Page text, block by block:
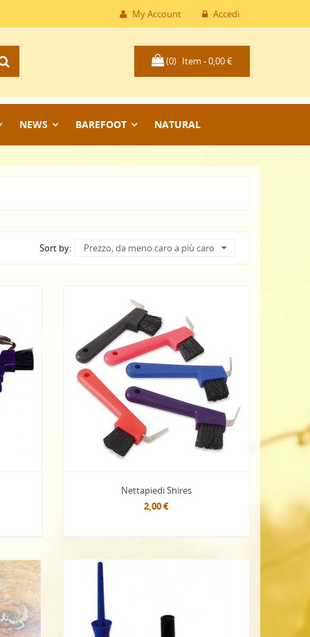
My Account Accedi
(0) Item -0,00 €
NEWS BAREFOOT NATURAL
Sort by: Prezzo, da meno caro a più caro
Nettapiedi Shires
2,00 €